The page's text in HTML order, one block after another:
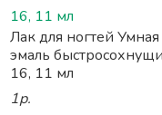
Лак для ногтей Умная
эмаль
16, 11 мл
1р.